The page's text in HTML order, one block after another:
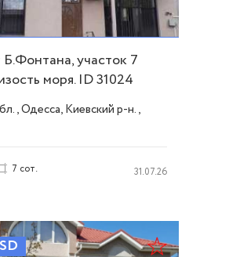
участок 7
моря. ID 31024
Одесса, Киевский р-н.,
7 сот. 31.07.26